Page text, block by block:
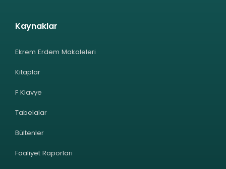
Kaynaklar
Ekrem Erdem Makaleleri
Kitaplar
F Klavye
Tabelalar
Bültenler
Faaliyet Raporları